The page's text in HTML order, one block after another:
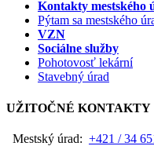
Kontakty mestského
Pýtam sa mestského
VZN
Sociálne služby
Pohotovosť lekární
Stavebný úrad
UŽITOČNÉ KONTAKTY
Mestský úrad: +421 / 34